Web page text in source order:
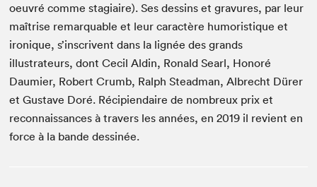
oeuvré comme stagiaire). Ses dessins et gravures, par leur
maîtrise remarquable et leur caractère humoristique et
ironique, s’inscrivent dans la lignée des grands
illustrateurs, dont Cecil Aldin, Ronald Searl, Honoré
Daumier, Robert Crumb, Ralph Steadman, Albrecht Dürer
et Gustave Doré. Récipiendaire de nombreux prix et
reconnaissances à travers les années, en 2019 il revient en
force à la bande dessinée.